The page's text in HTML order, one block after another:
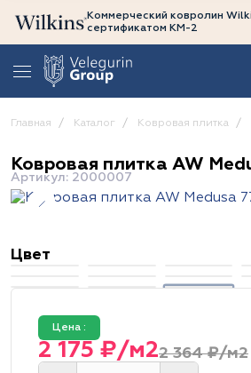
Коммерческий ковролин
сертификатом КМ-2
Главная Каталог Ковровая плитка
Ковровая плитка AW
Артикул: 2000007
Цвет
Цена :
2 364 ₽/м2
2 175 ₽/м2